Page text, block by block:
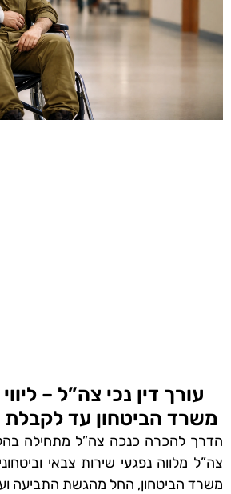
עורך דין נכי צה”ל –
משרד הביטחון עד לקבלת
הדרך להכרה כנכה צה”ל מתחילה
צה”ל מלווה נפגעי שירות צבאי
משרד הביטחון, החל מהגשת התביעה